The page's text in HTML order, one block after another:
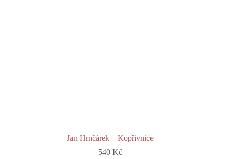
Jan Hrnčárek – Kopřivnice
540 Kč